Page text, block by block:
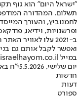
"ישראל היום" הוא גוף
ופרשנויות, וידיאו,
ב-2021 עלו
ואפשר לקבל אותם גם
במייל hayom@israelhayom.co.il.
יום שלישי, 5.5.2026
י"ח
חדשות
דעות
ספורט